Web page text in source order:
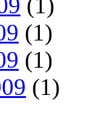
(1)
(1)
(1)